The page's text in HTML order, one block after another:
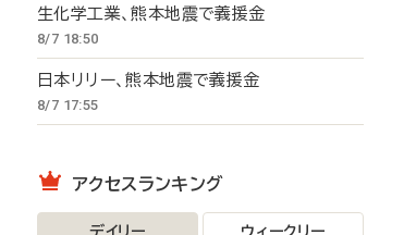
生化学工業、熊本地震で義援金
8/7 18:50
日本リリー、熊本地震で義援金
8/7 17:55
アクセスランキング
デイリー ウィークリー